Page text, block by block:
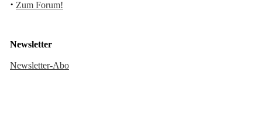
· Zum Forum!
Newsletter
Newsletter-Abo